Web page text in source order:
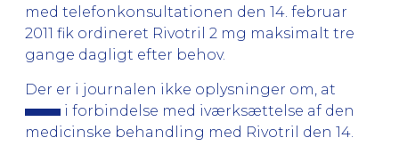
med telefonkonsultationen den 14. februar
2011 fik ordineret Rivotril 2 mg maksimalt tre
gange dagligt efter behov.
Der er i journalen ikke oplysninger om, at
i forbindelse med iværksættelse af den
medicinske behandling med Rivotril den 14.